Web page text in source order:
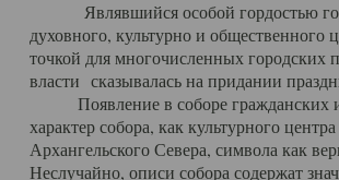
Являвшийся особой гордостью
духовного, культурно и общественного
точкой для многочисленных городских
власти сказывалась на придании
Появление в соборе гражданских и
характер собора, как культурного
Архангельского Севера, символа как
Неслучайно, описи собора содержат